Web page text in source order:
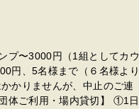
プ〜3000円（1組としてカウ
円、5名様まで（６名様より
かりませんが、中止のご連
体ご利用・場内貸切】 ①1日